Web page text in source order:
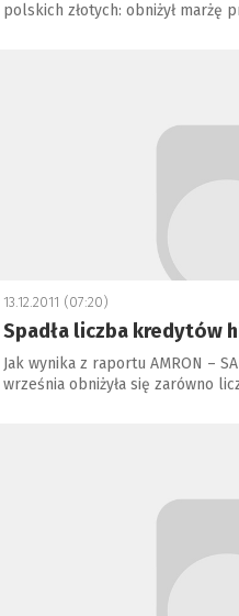
polskich złotych: obniżył marżę
13.12.2011 (07:20)
Spadła liczba kredytów
Jak wynika z raportu AMRON –
września obniżyła się zarówno